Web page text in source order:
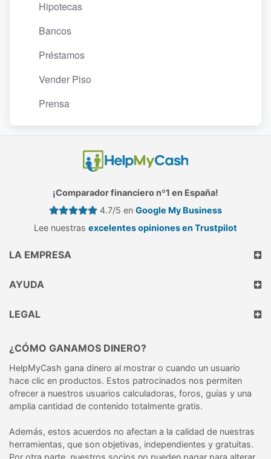
Hipotecas
Bancos
Préstamos
Vender Piso
Prensa
¡Comparador financiero nº1 en España!
4.7/5 en Google My Business
Lee nuestras excelentes opiniones en Trustpilot
LA EMPRESA
AYUDA
LEGAL
¿CÓMO GANAMOS DINERO?
HelpMyCash gana dinero al mostrar o cuando un usuario
hace clic en productos. Estos patrocinados nos permiten
ofrecer a nuestros usuarios calculadoras, foros, guías y una
amplia cantidad de contenido totalmente gratis.
Además, estos acuerdos no afectan a la calidad de nuestras
herramientas, que son objetivas, independientes y gratuitas.
Por otra parte, nuestros socios no pueden pagar para alterar